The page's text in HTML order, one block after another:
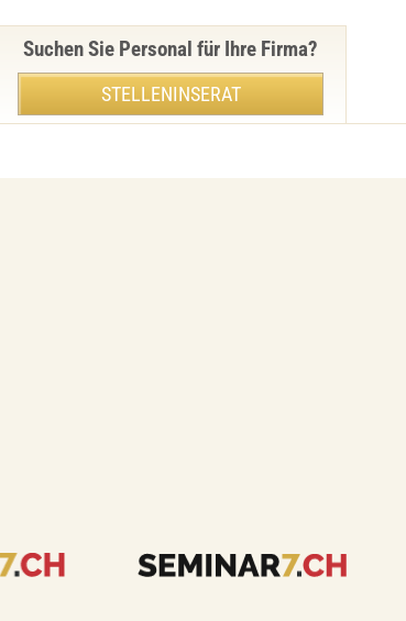
Suchen Sie Personal für Ihre Firma?
STELLENINSERAT